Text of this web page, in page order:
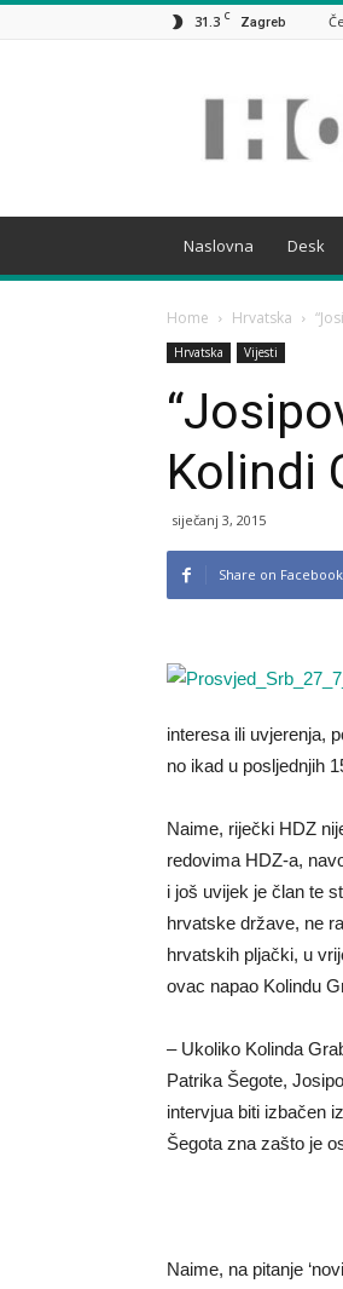
31.3 C Zagreb
Naslovna Desk
Home Hrvatska
Hrvatska Vijesti
Kolindi
siječanj 3, 2015
Share on Facebook
interesa ili uvjerenja,
no ikad u posljednjih
Naime, riječki HDZ
redovima HDZ-a,
i još uvijek je član te
hrvatske države, ne
hrvatskih pljački, u
ovac napao Kolindu
– Ukoliko Kolinda
Patrika Šegote,
intervjua biti izbačen
Šegota zna zašto je
Naime, na pitanje